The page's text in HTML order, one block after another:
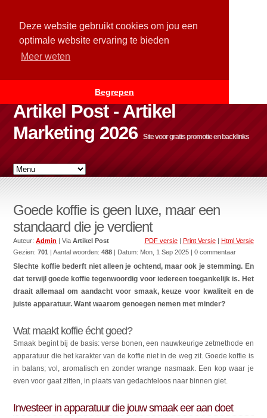
Deze website gebruikt cookies om jou een
optimale website ervaring te bieden
Meer weten
Begrepen
Artikel Post - Artikel
Marketing 2026
Site voor gratis promotie en backlinks
Goede koffie is geen luxe, maar een
standaard die je verdient
PDF versie| Print Versie| Html Versie
Auteur:Admin | ViaArtikel Post
Gezien:701 | Aantal woorden:488 | Datum: Mon, 1 Sep 2025 | 0 commentaar
Slechte koffie bederft niet alleen je ochtend, maar ook je stemming. En
dat terwijl goede koffie tegenwoordig voor iedereen toegankelijk is. Het
draait allemaal om aandacht voor smaak, keuze voor kwaliteit en de
juiste apparatuur. Want waarom genoegen nemen met minder?
Wat maakt koffie écht goed?
Smaak begint bij de basis: verse bonen, een nauwkeurige zetmethode en
apparatuur die het karakter van de koffie niet in de weg zit. Goede koffie is
in balans; vol, aromatisch en zonder wrange nasmaak. Een kop waar je
even voor gaat zitten, in plaats van gedachteloos naar binnen giet.
Investeer in apparatuur die jouw smaak eer aan doet